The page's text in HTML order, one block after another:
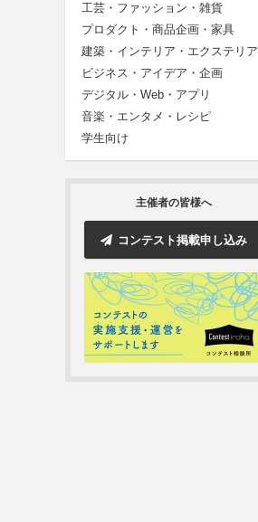
工芸・ファッション・雑貨
プロダクト・商品企画・家具
建築・インテリア・エクステリア
ビジネス・アイデア・企画
デジタル・Web・アプリ
音楽・エンタメ・レシピ
学生向け
主催者の皆様へ
コンテスト掲載申し込み